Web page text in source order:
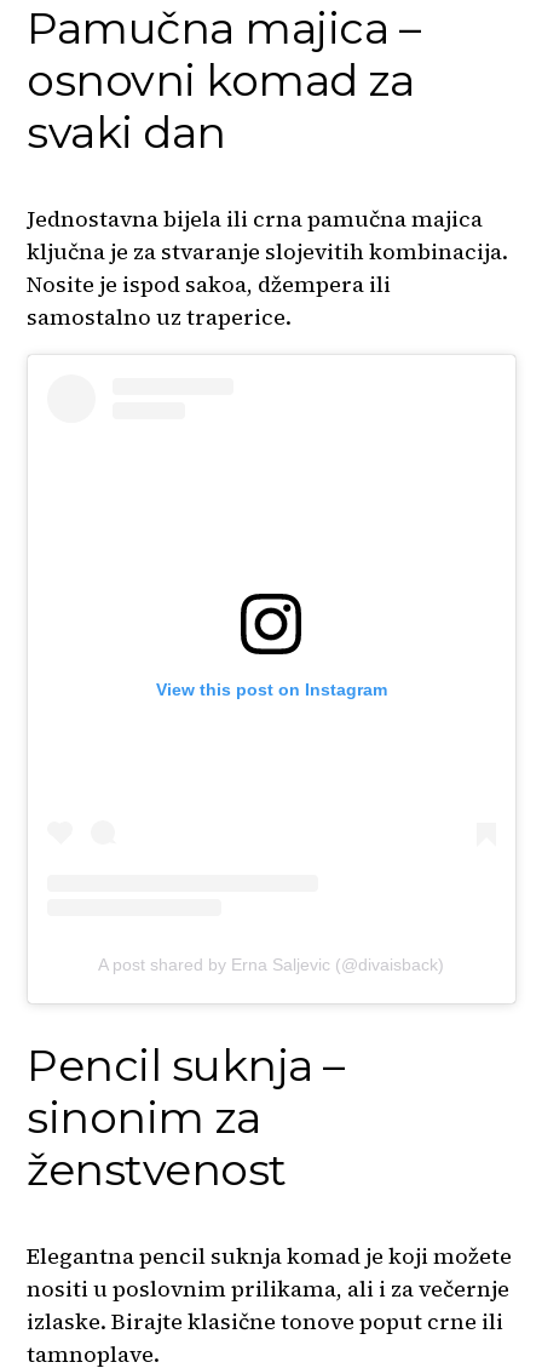
Pamučna majica –
osnovni komad za
svaki dan
Jednostavna bijela ili crna pamučna majica
ključna je za stvaranje slojevitih kombinacija.
Nosite je ispod sakoa, džempera ili
samostalno uz traperice.
View this post on Instagram
A post shared by Erna Saljevic (@divaisback)
Pencil suknja –
sinonim za
ženstvenost
Elegantna pencil suknja komad je koji možete
nositi u poslovnim prilikama, ali i za večernje
izlaske. Birajte klasične tonove poput crne ili
tamnoplave.